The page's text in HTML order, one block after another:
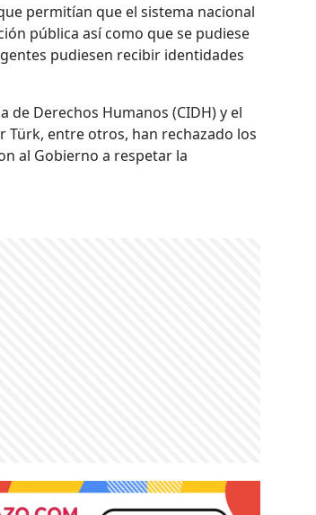
permitían que el sistema nacional
pública así como que se pudiese
pudiesen recibir identidades
Derechos Humanos (CIDH) y el
Türk, entre otros, han rechazado los
al Gobierno a respetar la